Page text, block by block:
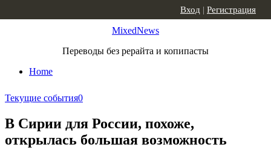
MixedNews
Переводы без рерайта и копипасты
Home
Вход | Регистрация
Текущие события0
В Сирии для России, похоже,
открылась большая возможность